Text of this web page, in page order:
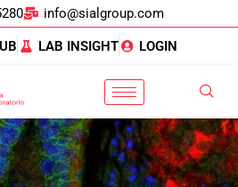
info@sialgroup.com
LAB INSIGHT LOGIN